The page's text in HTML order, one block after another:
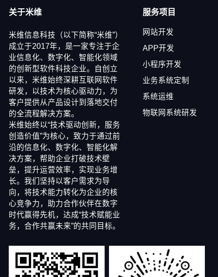
关于米维
米维信息科技（以下简称“米维”）
成立于2017年，是一家专注于企
业信息化、数字化、智能化领域
的创新型软件科技企业。自创立
以来，米维始终深耕互联网软件
研发，以技术为核心驱动力，为
客户提供从产品设计到落地交付
的全流程解决方案。
米维始终以“技术驱动创新，服务
创造价值”为核心，致力于通过前
沿的信息化、数字化、智能化解
决方案，帮助企业打破技术壁
垒，提升运营效率，实现业务增
长。我们坚持以客户需求为导
向，将技术能力转化为企业的核
心竞争力，助力合作伙伴在数字
时代赢得先机，达成“技术赋能业
务，合作共赢未来”的共同目标。
服务项目
网站开发
APP开发
小程序开发
业务系统定制
系统运维
物联网系统研发